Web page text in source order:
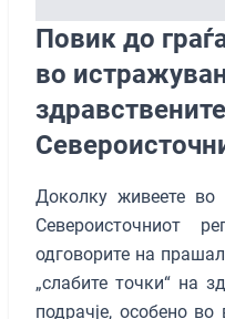
Повик до
во
Доколку живеете во
Североисточниот
одговорите на
„слабите точки“ на
подрачје, особено